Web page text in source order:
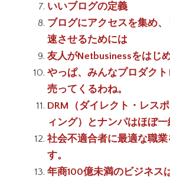
いいブログの定義
ブログにアクセスを集め
速させるためには
友人がNetbusinessをはじ
やっぱ、みんなプロダク
売ってくるわね。
DRM（ダイレクト・レス
ィング）とナンパはほぼ一
社会不適合者に最適な職業
す。
年商100億未満のビジネス